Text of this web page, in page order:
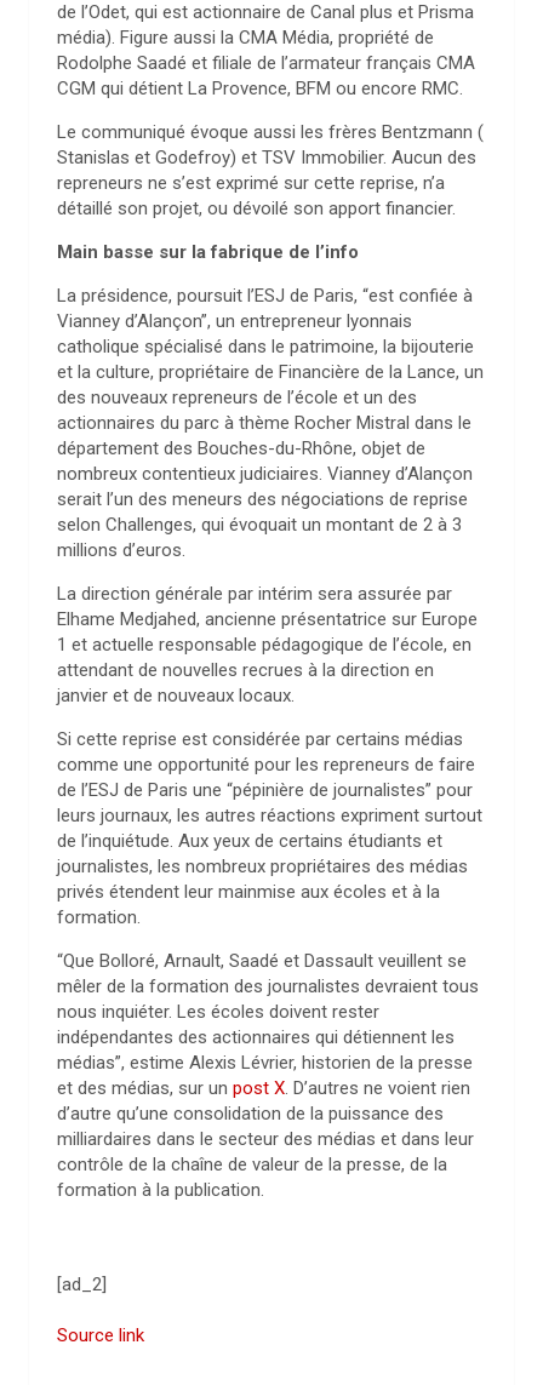
de l’Odet, qui est actionnaire de Canal plus et Prisma
média). Figure aussi la CMA Média, propriété de
Rodolphe Saadé et filiale de l’armateur français CMA
CGM qui détient La Provence, BFM ou encore RMC.
Le communiqué évoque aussi les frères Bentzmann (
Stanislas et Godefroy) et TSV Immobilier. Aucun des
repreneurs ne s’est exprimé sur cette reprise, n’a
détaillé son projet, ou dévoilé son apport financier.
Main basse sur la fabrique de l’info
La présidence, poursuit l’ESJ de Paris, “est confiée à
Vianney d’Alançon”, un entrepreneur lyonnais
catholique spécialisé dans le patrimoine, la bijouterie
et la culture, propriétaire de Financière de la Lance, un
des nouveaux repreneurs de l’école et un des
actionnaires du parc à thème Rocher Mistral dans le
département des Bouches-du-Rhône, objet de
nombreux contentieux judiciaires. Vianney d’Alançon
serait l’un des meneurs des négociations de reprise
selon Challenges, qui évoquait un montant de 2 à 3
millions d’euros.
La direction générale par intérim sera assurée par
Elhame Medjahed, ancienne présentatrice sur Europe
1 et actuelle responsable pédagogique de l’école, en
attendant de nouvelles recrues à la direction en
janvier et de nouveaux locaux.
Si cette reprise est considérée par certains médias
comme une opportunité pour les repreneurs de faire
de l’ESJ de Paris une “pépinière de journalistes” pour
leurs journaux, les autres réactions expriment surtout
de l’inquiétude. Aux yeux de certains étudiants et
journalistes, les nombreux propriétaires des médias
privés étendent leur mainmise aux écoles et à la
formation.
“Que Bolloré, Arnault, Saadé et Dassault veuillent se
mêler de la formation des journalistes devraient tous
nous inquiéter. Les écoles doivent rester
indépendantes des actionnaires qui détiennent les
médias”, estime Alexis Lévrier, historien de la presse
et des médias, sur un post X. D’autres ne voient rien
d’autre qu’une consolidation de la puissance des
milliardaires dans le secteur des médias et dans leur
contrôle de la chaîne de valeur de la presse, de la
formation à la publication.
[ad_2]
Source link